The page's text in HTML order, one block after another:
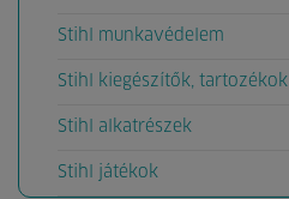
Stihl munkavédelem
Stihl kiegészítők, tartozékok
Stihl alkatrészek
Stihl játékok